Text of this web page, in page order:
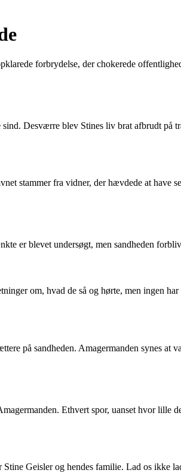
forbrydelse, der chokerede
Desværre blev Stines liv brat afbrudt på
stammer fra vidner, der hævdede at have
er blevet undersøgt, men sandheden
om, hvad de så og hørte, men ingen
på sandheden. Amagermanden synes at
Ethvert spor, uanset hvor lille
Geisler og hendes familie. Lad os ikke